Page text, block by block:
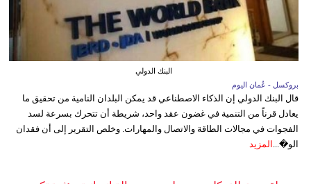
البنك الدولي
بروكسل - عُمان اليوم
قال البنك الدولي إن الذكاء الاصطناعي قد يمكن البلدان النامية من تحقيق ما
يعادل قرناً من التنمية في غضون عقد واحد، شريطة أن تتحرك بسرعة لسد
الفجوات في مجالات الطاقة والاتصال والمهارات. وخلص التقرير إلى أن فقدان
الو�...
المزيد